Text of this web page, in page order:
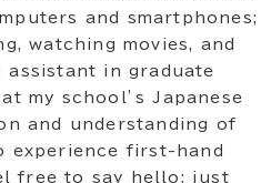
and smartphones;
watching movies, and
assistant in graduate
my school’s Japanese
and understanding of
experience first-hand
free to say hello; just